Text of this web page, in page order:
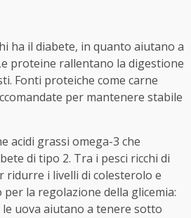
ha il diabete, in quanto aiutano a
proteine rallentano la digestione
Fonti proteiche come carne
per mantenere stabile
acidi grassi omega-3 che
di tipo 2. Tra i pesci ricchi di
ridurre i livelli di colesterolo e
la regolazione della glicemia:
uova aiutano a tenere sotto